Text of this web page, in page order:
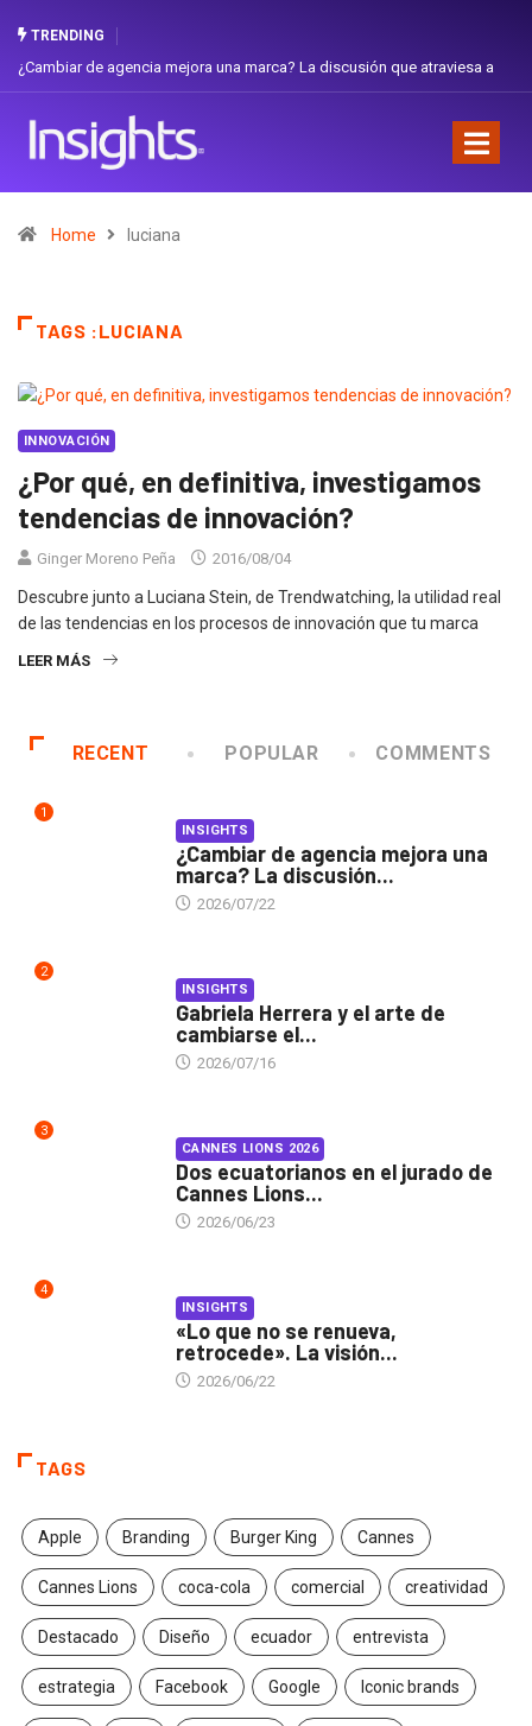
TRENDING
¿Cambiar de agencia mejora una marca? La discusión que atraviesa a
Home luciana
TAGS :LUCIANA
INNOVACIÓN
¿Por qué, en definitiva, investigamos
tendencias de innovación?
Ginger Moreno Peña 2016/08/04
Descubre junto a Luciana Stein, de Trendwatching, la utilidad real
de las tendencias en los procesos de innovación que tu marca
LEER MÁS
RECENT POPULAR COMMENTS
1
INSIGHTS
¿Cambiar de agencia mejora una
marca? La discusión...
2026/07/22
2
INSIGHTS
Gabriela Herrera y el arte de
cambiarse el...
2026/07/16
3
CANNES LIONS 2026
Dos ecuatorianos en el jurado de
Cannes Lions...
2026/06/23
4
INSIGHTS
«Lo que no se renueva,
retrocede». La visión...
2026/06/22
TAGS
Apple Branding Burger King Cannes
Cannes Lions coca-cola comercial creatividad
Destacado Diseño ecuador entrevista
estrategia Facebook Google Iconic brands